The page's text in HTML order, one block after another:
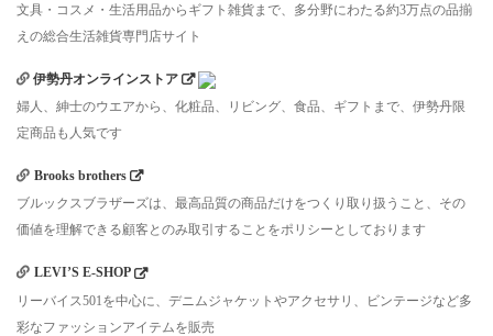
文具・コスメ・生活用品からギフト雑貨まで、多分野にわたる約3万点の品揃
えの総合生活雑貨専門店サイト
伊勢丹オンラインストア
婦人、紳士のウエアから、化粧品、リビング、食品、ギフトまで、伊勢丹限
定商品も人気です
Brooks brothers
ブルックスブラザーズは、最高品質の商品だけをつくり取り扱うこと、その
価値を理解できる顧客とのみ取引することをポリシーとしております
LEVI’S E-SHOP
リーバイス501を中心に、デニムジャケットやアクセサリ、ビンテージなど多
彩なファッションアイテムを販売